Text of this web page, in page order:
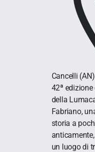
Cancelli (AN)
42ª
della
Fabriano,
storia a
un luogo di